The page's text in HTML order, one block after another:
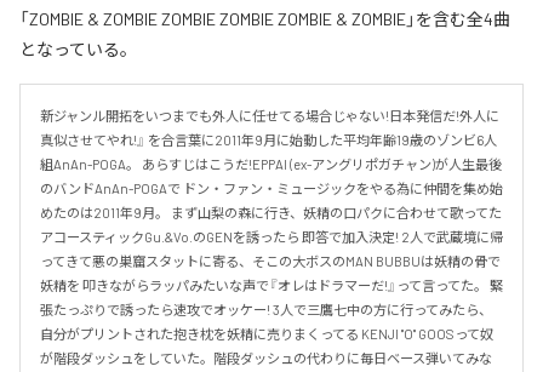
「ZOMBIE & ZOMBIE ZOMBIE ZOMBIE ZOMBIE & ZOMBIE」を含む全4曲
となっている。
新ジャンル開拓をいつまでも外人に任せてる場合じゃない!日本発信だ!外人に
真似させてやれ!』 を合言葉に2011年9月に始動した平均年齢19歳のゾンビ6人
組AnAn-POGA。 あらすじはこうだ!EPPAI (ex-アングリポガチャン)が人生最後
のバンドAnAn-POGAで ドン・ファン・ミュージックをやる為に仲間を集め始
めたのは2011年9月。 まず山梨の森に行き、妖精の口パクに合わせて歌ってた
アコースティックGu.&Vo.のGENを誘ったら 即答で加入決定! 2人で武蔵境に帰
ってきて悪の巣窟スタットに寄る、そこの大ボスのMAN BUBBUは妖精の骨で
妖精を 叩きながらラッパみたいな声で『オレはドラマーだ!』って言ってた。 緊
張たっぷりで誘ったら速攻でオッケー! 3人で三鷹七中の方に行ってみたら、
自分がプリントされた抱き枕を妖精に売りまくってる KENJI "O" GOOSって奴
が階段ダッシュをしていた。階段ダッシュの代わりに毎日ベース弾いてみな